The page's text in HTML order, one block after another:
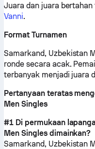
Juara dan juara
Vanni.
Format Turnamen
Samarkand, Uzbekistan
ronde secara acak.
terbanyak menjadi juara
Pertanyaan teratas
Men Singles
#1 Di permukaan
Men Singles dimainkan?
Samarkand, Uzbekistan